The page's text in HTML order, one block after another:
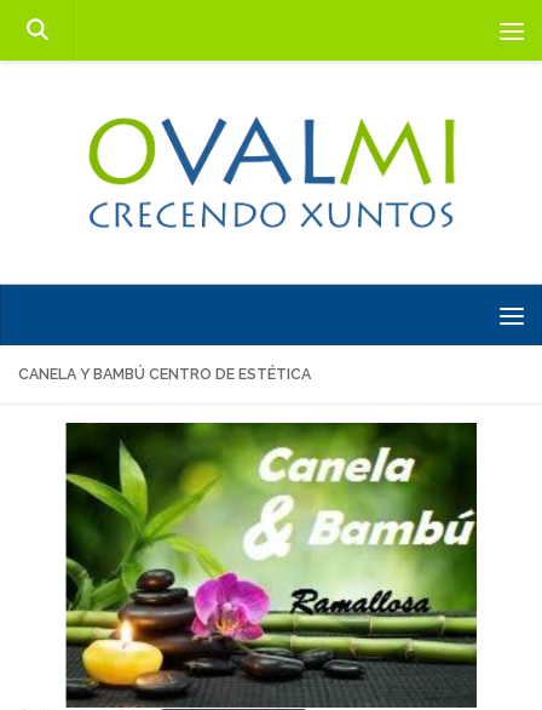
Saltar al contenido
CANELA Y BAMBÚ CENTRO DE ESTÉTICA
Anterior